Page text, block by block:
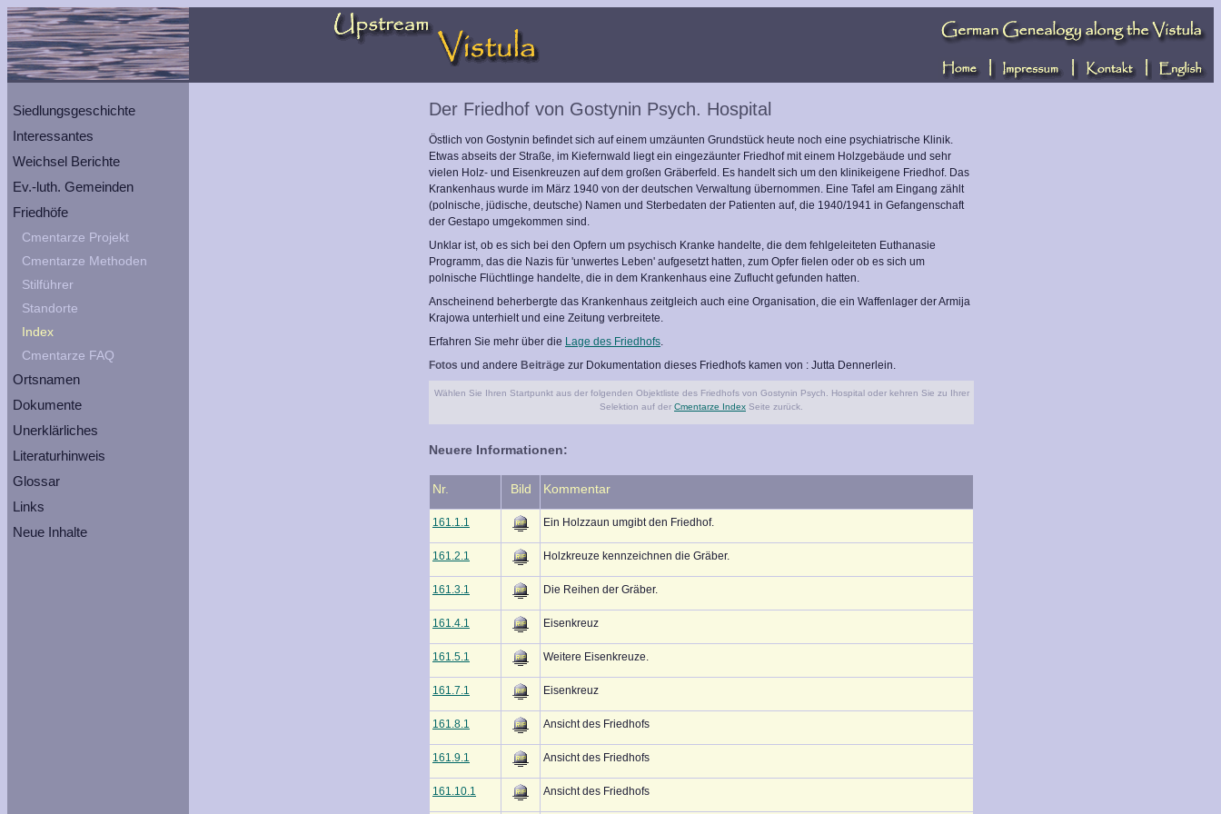
Siedlungsgeschichte
Interessantes
Weichsel Berichte
Ev.-luth. Gemeinden
Friedhöfe
Cmentarze Projekt
Cmentarze Methoden
Stilführer
Standorte
Index
Cmentarze FAQ
Ortsnamen
Dokumente
Unerklärliches
Literaturhinweis
Glossar
Links
Neue Inhalte
Der Friedhof von Gostynin Psych. Hospital
Östlich von Gostynin befindet sich auf einem umzäunten Grundstück heute noch eine psychiatrische Klinik.
Etwas abseits der Straße, im Kiefernwald liegt ein eingezäunter Friedhof mit einem Holzgebäude und sehr
vielen Holz- und Eisenkreuzen auf dem großen Gräberfeld. Es handelt sich um den klinikeigene Friedhof. Das
Krankenhaus wurde im März 1940 von der deutschen Verwaltung übernommen. Eine Tafel am Eingang zählt
(polnische, jüdische, deutsche) Namen und Sterbedaten der Patienten auf, die 1940/1941 in Gefangenschaft
der Gestapo umgekommen sind.
Unklar ist, ob es sich bei den Opfern um psychisch Kranke handelte, die dem fehlgeleiteten Euthanasie
Programm, das die Nazis für 'unwertes Leben' aufgesetzt hatten, zum Opfer fielen oder ob es sich um
polnische Flüchtlinge handelte, die in dem Krankenhaus eine Zuflucht gefunden hatten.
Anscheinend beherbergte das Krankenhaus zeitgleich auch eine Organisation, die ein Waffenlager der Armija
Krajowa unterhielt und eine Zeitung verbreitete.
Erfahren Sie mehr über die Lage des Friedhofs.
Fotos und andere Beiträge zur Dokumentation dieses Friedhofs kamen von : Jutta Dennerlein.
Wählen Sie Ihren Startpunkt aus der folgenden Objektliste des Friedhofs von Gostynin Psych. Hospital oder kehren Sie zu Ihrer
Selektion auf der Cmentarze Index Seite zurück.
Neuere Informationen:
Nr. Bild Kommentar
161.1.1 Ein Holzzaun umgibt den Friedhof.
161.2.1 Holzkreuze kennzeichnen die Gräber.
161.3.1 Die Reihen der Gräber.
161.4.1 Eisenkreuz
161.5.1 Weitere Eisenkreuze.
161.7.1 Eisenkreuz
161.8.1 Ansicht des Friedhofs
161.9.1 Ansicht des Friedhofs
161.10.1 Ansicht des Friedhofs